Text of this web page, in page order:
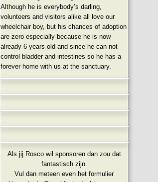
Although he is everybody’s darling,
volunteers and visitors alike all love our
wheelchair boy, but his chances of adoption
are zero especially because he is now
already 6 years old and since he can not
control bladder and intestines so he has a
forever home with us at the sanctuary.
Als jij Rosco wil sponsoren dan zou dat
fantastisch zijn.
Vul dan meteen even het formulier